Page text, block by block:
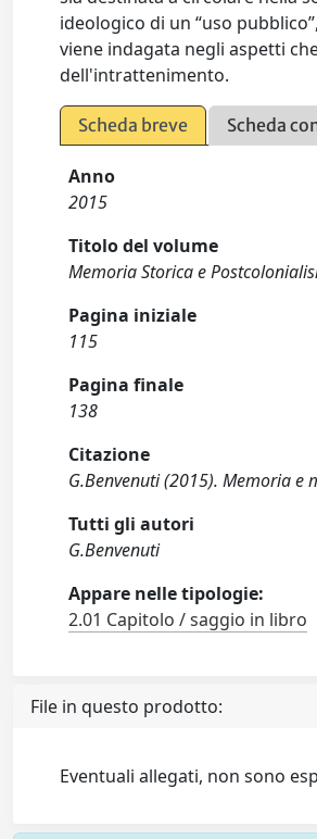
ideologico di un “uso
viene indagata negli aspetti
dell'intrattenimento.
Scheda breve Scheda
Anno
2015
Titolo del volume
Memoria Storica e
Pagina iniziale
115
Pagina finale
138
Citazione
G.Benvenuti (2015). Memoria e
Tutti gli autori
G.Benvenuti
Appare nelle tipologie:
2.01 Capitolo / saggio in libro
File in questo prodotto:
Eventuali allegati, non sono